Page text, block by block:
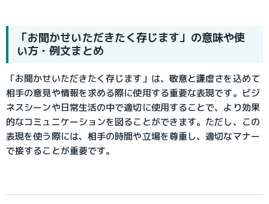
「お聞かせいただきたく存じます」の意味や使
い方・例文まとめ
「お聞かせいただきたく存じます」は、敬意と謙虚さを込めて
相手の意見や情報を求める際に使用する重要な表現です。ビジ
ネスシーンや日常生活の中で適切に使用することで、より効果
的なコミュニケーションを図ることができます。ただし、この
表現を使う際には、相手の時間や立場を尊重し、適切なマナー
で接することが重要です。